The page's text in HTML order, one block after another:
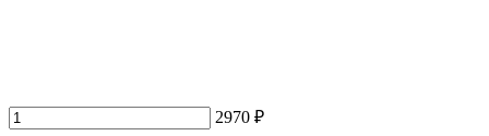
2970 ₽